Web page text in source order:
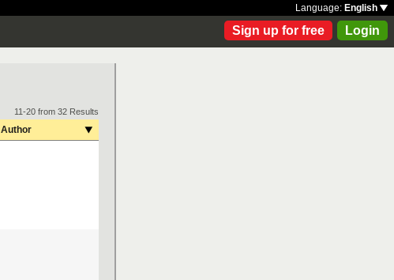
Language: English
Sign up for free Login
11-20 from 32 Results
Author